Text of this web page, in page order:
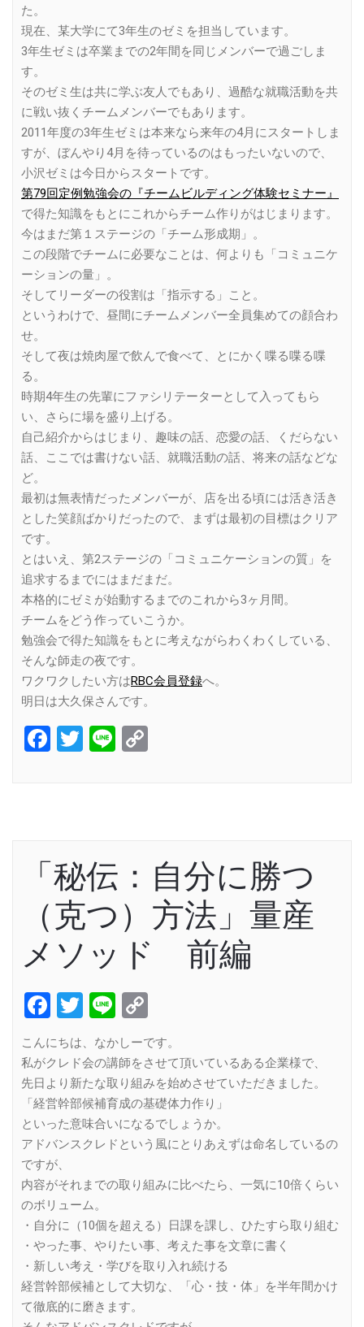
た。
現在、某大学にて3年生のゼミを担当しています。
3年生ゼミは卒業までの2年間を同じメンバーで過ごしま
す。
そのゼミ生は共に学ぶ友人でもあり、過酷な就職活動を共
に戦い抜くチームメンバーでもあります。
2011年度の3年生ゼミは本来なら来年の4月にスタートしま
すが、ぼんやり4月を待っているのはもったいないので、
小沢ゼミは今日からスタートです。
第79回定例勉強会の『チームビルディング体験セミナー』
で得た知識をもとにこれからチーム作りがはじまります。
今はまだ第１ステージの「チーム形成期」。
この段階でチームに必要なことは、何よりも「コミュニケ
ーションの量」。
そしてリーダーの役割は「指示する」こと。
というわけで、昼間にチームメンバー全員集めての顔合わ
せ。
そして夜は焼肉屋で飲んで食べて、とにかく喋る喋る喋
る。
時期4年生の先輩にファシリテーターとして入ってもら
い、さらに場を盛り上げる。
自己紹介からはじまり、趣味の話、恋愛の話、くだらない
話、ここでは書けない話、就職活動の話、将来の話などな
ど。
最初は無表情だったメンバーが、店を出る頃には活き活き
とした笑顔ばかりだったので、まずは最初の目標はクリア
です。
とはいえ、第2ステージの「コミュニケーションの質」を
追求するまでにはまだまだ。
本格的にゼミが始動するまでのこれから3ヶ月間。
チームをどう作っていこうか。
勉強会で得た知識をもとに考えながらわくわくしている、
そんな師走の夜です。
ワクワクしたい方はRBC会員登録へ。
明日は大久保さんです。
Facebook
Twitter
Line
「秘伝：自分に勝つ
（克つ）方法」量産
メソッド 前編
Facebook
Twitter
Line
Link
こんにちは、なかしーです。
私がクレド会の講師をさせて頂いているある企業様で、
先日より新たな取り組みを始めさせていただきました。
「経営幹部候補育成の基礎体力作り」
といった意味合いになるでしょうか。
アドバンスクレドという風にとりあえずは命名しているの
ですが、
内容がそれまでの取り組みに比べたら、一気に10倍くらい
のボリューム。
・自分に（10個を超える）日課を課し、ひたすら取り組む
・やった事、やりたい事、考えた事を文章に書く
・新しい考え・学びを取り入れ続ける
経営幹部候補として大切な、「心・技・体」を半年間かけ
て徹底的に磨きます。